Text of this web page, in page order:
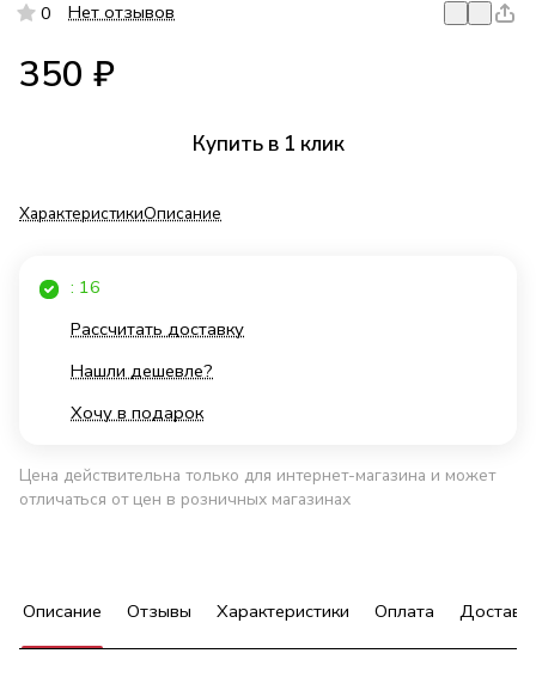
0 Нет отзывов
350 ₽
Купить в 1 клик
ХарактеристикиОписание
: 16
Рассчитать доставку
Нашли дешевле?
Хочу в подарок
Цена действительна только для интернет-магазина и может
отличаться от цен в розничных магазинах
Описание Отзывы Характеристики Оплата